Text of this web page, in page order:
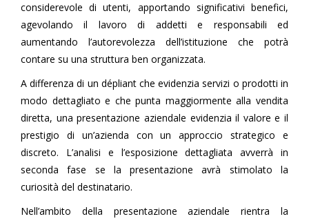
considerevole di utenti, apportando significativi benefici,
agevolando il lavoro di addetti e responsabili ed
aumentando l’autorevolezza dell’istituzione che potrà
contare su una struttura ben organizzata.
A differenza di un dépliant che evidenzia servizi o prodotti in
modo dettagliato e che punta maggiormente alla vendita
diretta, una presentazione aziendale evidenzia il valore e il
prestigio di un’azienda con un approccio strategico e
discreto. L’analisi e l’esposizione dettagliata avverrà in
seconda fase se la presentazione avrà stimolato la
curiosità del destinatario.
Nell’ambito della presentazione aziendale rientra la